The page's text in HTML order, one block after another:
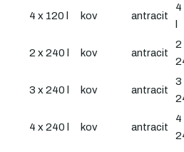
4 x 120 l kov antracit
4
2 x 240 l kov antracit
2
3 x 240 l kov antracit
3
4 x 240 l kov antracit
4